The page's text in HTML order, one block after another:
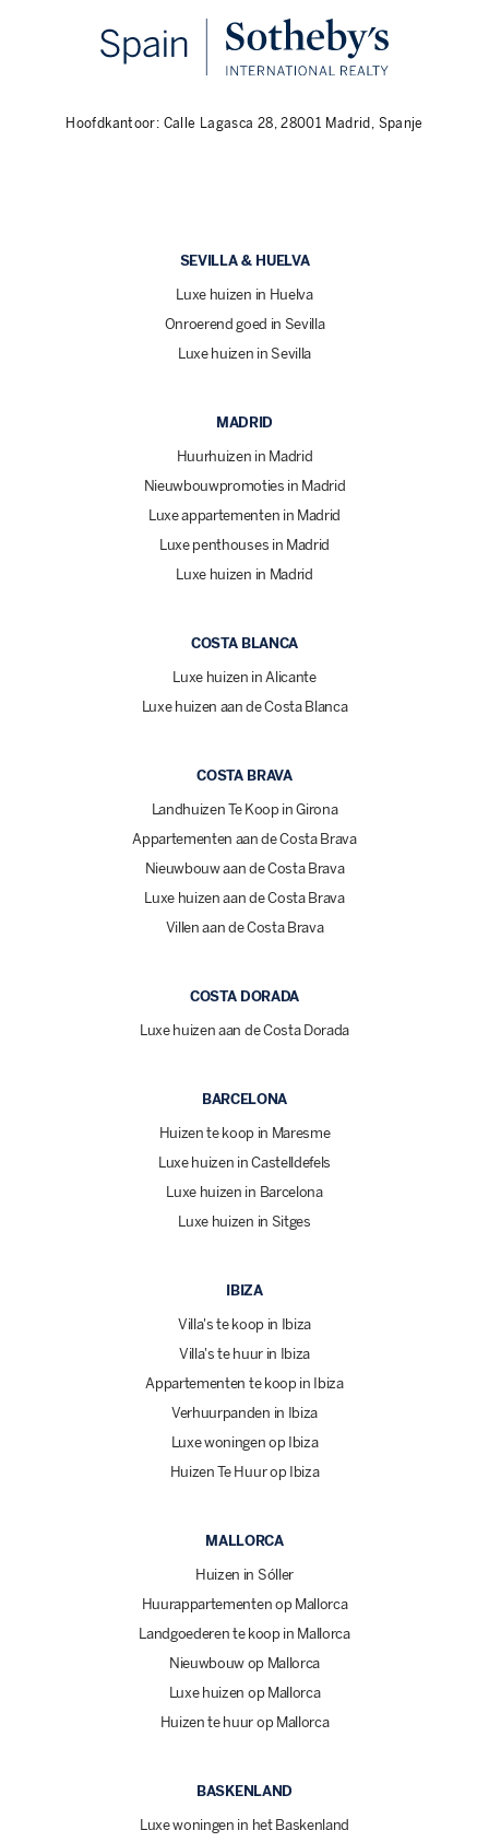
Hoofdkantoor: Calle Lagasca 28, 28001 Madrid, Spanje
SEVILLA & HUELVA
Luxe huizen in Huelva
Onroerend goed in Sevilla
Luxe huizen in Sevilla
MADRID
Huurhuizen in Madrid
Nieuwbouwpromoties in Madrid
Luxe appartementen in Madrid
Luxe penthouses in Madrid
Luxe huizen in Madrid
COSTA BLANCA
Luxe huizen in Alicante
Luxe huizen aan de Costa Blanca
COSTA BRAVA
Landhuizen Te Koop in Girona
Appartementen aan de Costa Brava
Nieuwbouw aan de Costa Brava
Luxe huizen aan de Costa Brava
Villen aan de Costa Brava
COSTA DORADA
Luxe huizen aan de Costa Dorada
BARCELONA
Huizen te koop in Maresme
Luxe huizen in Castelldefels
Luxe huizen in Barcelona
Luxe huizen in Sitges
IBIZA
Villa's te koop in Ibiza
Villa's te huur in Ibiza
Appartementen te koop in Ibiza
Verhuurpanden in Ibiza
Luxe woningen op Ibiza
Huizen Te Huur op Ibiza
MALLORCA
Huizen in Sóller
Huurappartementen op Mallorca
Landgoederen te koop in Mallorca
Nieuwbouw op Mallorca
Luxe huizen op Mallorca
Huizen te huur op Mallorca
BASKENLAND
Luxe woningen in het Baskenland